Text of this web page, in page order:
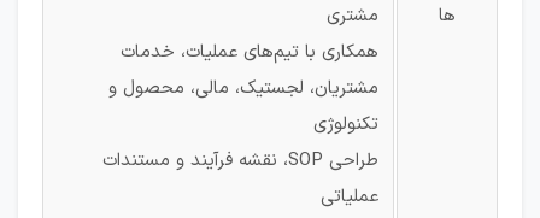
ها
مشتری
همکاری با تیم‌های عملیات، خدمات
مشتریان، لجستیک، مالی، محصول و
تکنولوژی
طراحی SOP، نقشه فرآیند و مستندات
عملیاتی